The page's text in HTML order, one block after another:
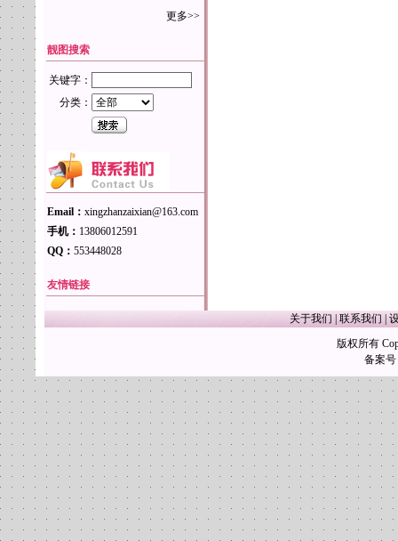
更多>>
靓图搜索
关键字：
分类：
Email： xingzhanzaixian@163.com
手机： 13806012591
QQ： 553448028
友情链接
关于我们 联系我们
版权所有
备案号